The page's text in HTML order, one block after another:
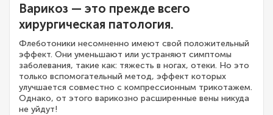
Варикоз — это прежде всего
хирургическая патология.
Флеботоники несомненно имеют свой положительный
эффект. Они уменьшают или устраняют симптомы
заболевания, такие как: тяжесть в ногах, отеки. Но это
только вспомогательный метод, эффект которых
улучшается совместно с компрессионным трикотажем.
Однако, от этого варикозно расширенные вены никуда
не уйдут!